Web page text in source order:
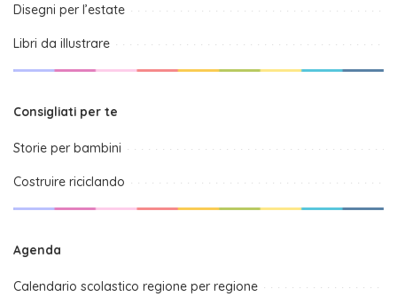
Disegni per l’estate
Libri da illustrare
Consigliati per te
Storie per bambini
Costruire riciclando
Agenda
Calendario scolastico regione per regione